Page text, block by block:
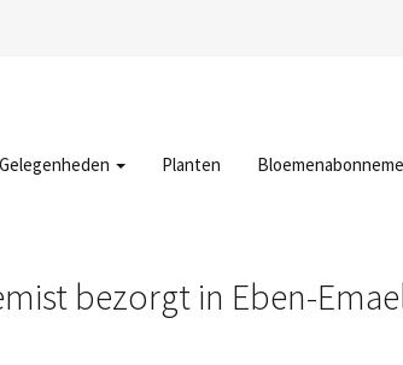
Gelegenheden Planten
bezorgt in Eben-